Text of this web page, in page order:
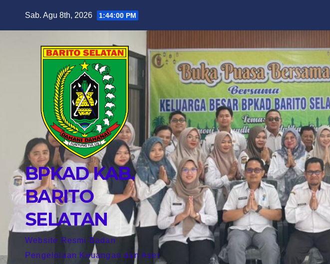
Sab. Agu 8th, 2026 1:44:02 PM
BPKAD KAB.
BARITO
SELATAN
Website Resmi Badan
Pengelolaan Keuangan dan Aset